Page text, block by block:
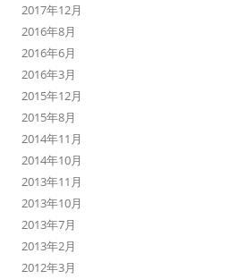
2017年12月
2016年8月
2016年6月
2016年3月
2015年12月
2015年8月
2014年11月
2014年10月
2013年11月
2013年10月
2013年7月
2013年2月
2012年3月